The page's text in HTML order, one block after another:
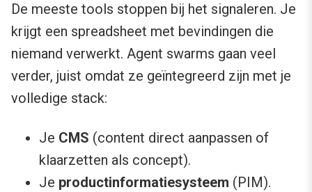
De meeste tools stoppen bij het signaleren. Je
krijgt een spreadsheet met bevindingen die
niemand verwerkt. Agent swarms gaan veel
verder, juist omdat ze geïntegreerd zijn met je
volledige stack:
Je CMS (content direct aanpassen of
klaarzetten als concept).
Je productinformatiesysteem (PIM).